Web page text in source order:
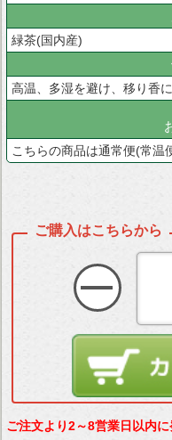
緑茶(国内産)
高温、多湿を避け、移り香
こちらの商品は通常便(常温
ご注文より2～8営業日以内に